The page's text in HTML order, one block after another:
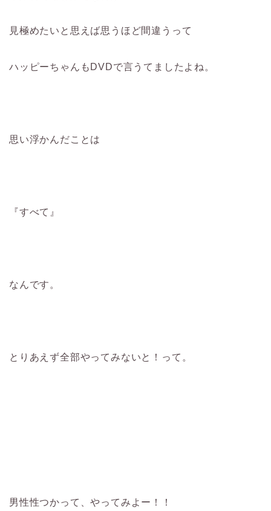
見極めたいと思えば思うほど間違うって
ハッピーちゃんもDVDで言うてましたよね。
思い浮かんだことは
『すべて』
なんです。
とりあえず全部やってみないと！って。
男性性つかって、やってみよー！！